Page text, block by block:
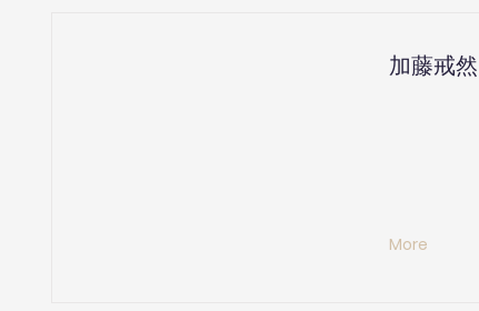
加藤戒然
More